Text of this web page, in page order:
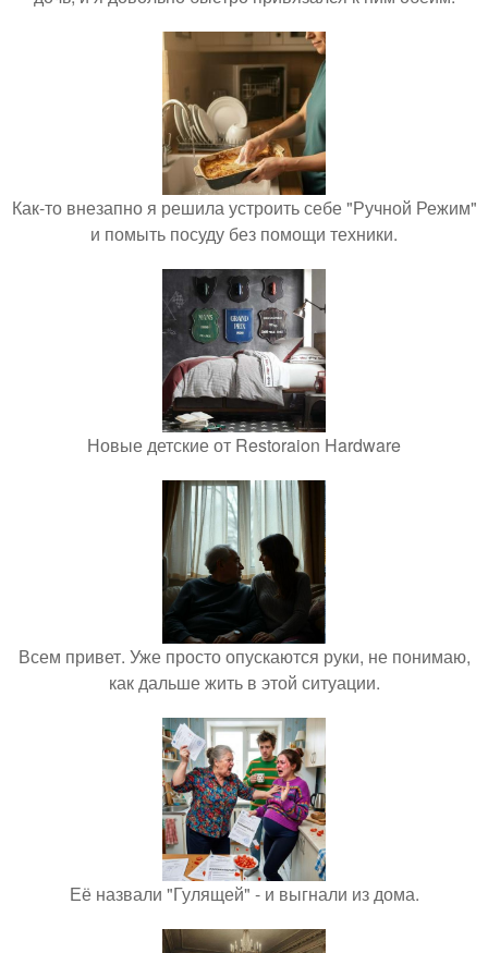
Как-то внезапно я решила устроить себе "Ручной Режим"
и помыть посуду без помощи техники.
Новые детские от Restoraion Hardware
Всем привет. Уже просто опускаются руки, не понимаю,
как дальше жить в этой ситуации.
Её назвали "Гулящей" - и выгнали из дома.